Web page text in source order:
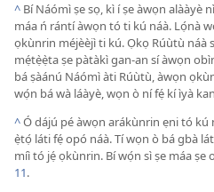
^ Bí Náómì ṣe sọ, kì í ṣe àwọn alààyè
máa ń rántí àwọn tó ti kú náà. Lọ́nà
ọkùnrin méjèèjì ti kú. Ọkọ Rúùtù náà
mẹ́tẹ̀ẹ̀ta ṣe pàtàkì gan-an sí àwọn
bá ṣàánú Náómì àti Rúùtù, àwọn
wọ́n bá wà láàyè, wọn ò ní fẹ́ kí ìyà
^Ó dájú pé àwọn arákùnrin ẹni tó
ẹ̀tọ́ láti fẹ́ opó náà. Tí wọn ò bá gbà
míì tó jẹ́ ọkùnrin. Bí wọ́n sì ṣe máa
11.